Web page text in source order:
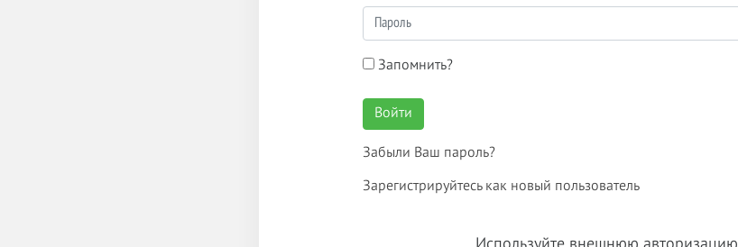
Запомнить?
Войти
Забыли Ваш пароль?
Зарегистрируйтесь как новый пользователь